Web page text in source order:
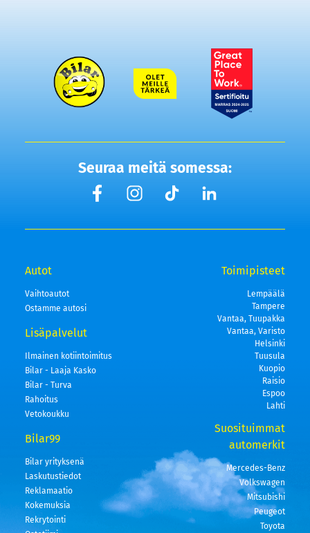
Seuraa meitä somessa:
Autot
Vaihtoautot
Ostamme autosi
Lisäpalvelut
Ilmainen kotiintoimitus
Bilar - Laaja Kasko
Bilar - Turva
Rahoitus
Vetokoukku
Bilar99
Bilar yrityksenä
Laskutustiedot
Reklamaatio
Kokemuksia
Rekrytointi
Toimipisteet
Lempäälä
Tampere
Vantaa, Tuupakka
Vantaa, Varisto
Helsinki
Tuusula
Kuopio
Raisio
Espoo
Lahti
Suosituimmat
automerkit
Mercedes-Benz
Volkswagen
Mitsubishi
Peugeot
Toyota